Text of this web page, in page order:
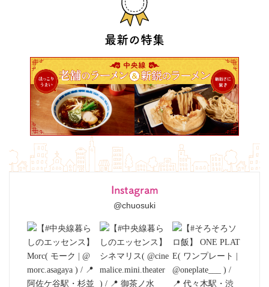
最新の特集
Instagram
@chuosuki